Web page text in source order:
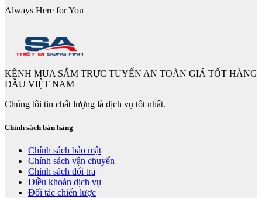
Always Here for You
KÊNH MUA SẮM TRỰC TUYẾN AN TOÀN GIÁ TỐT HÀNG
ĐẦU VIỆT NAM
Chúng tôi tin chất lượng là dịch vụ tốt nhất.
Chính sách bán hàng
Chính sách bảo mật
Chính sách vận chuyển
Chính sách đổi trả
Điều khoản dịch vụ
Đối tác chiến lược